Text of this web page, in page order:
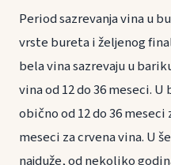
Period sazrevanja vina u
vrste bureta i željenog
bela vina sazrevaju u
vina od 12 do 36 meseci.
obično od 12 do 36 meseci
meseci za crvena vina. U
najduže, od nekoliko